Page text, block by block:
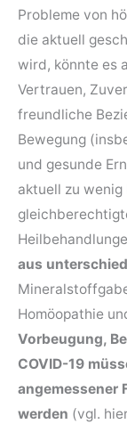
Probleme von
die aktuell
wird, könnte es
Vertrauen,
freundliche
Bewegung
und gesunde
aktuell zu
aus
Homöopathie
Vorbeugung,
COVID-19
angemessener
werden (vgl.